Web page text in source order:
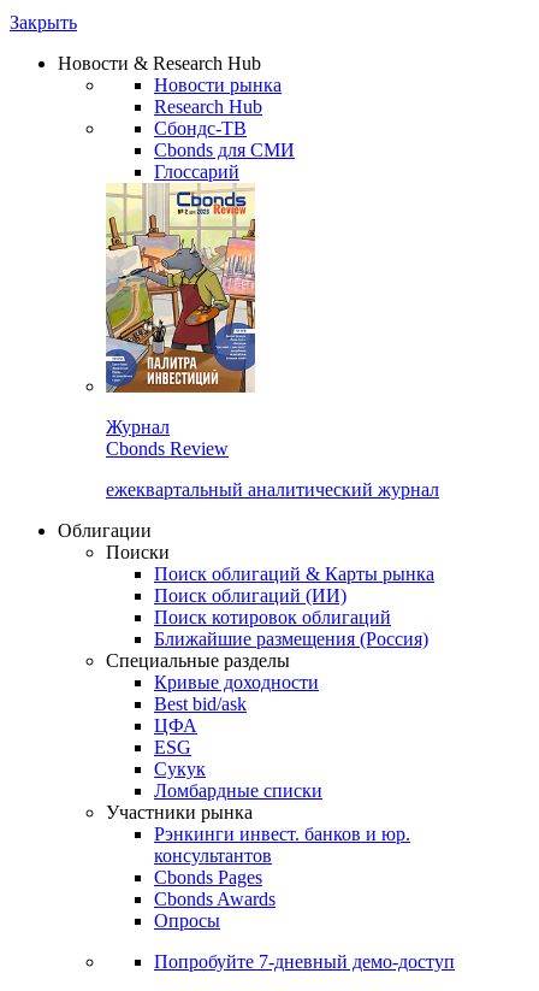
Watchlist
Сбондс Люди
Новости & Research Hub
Новости рынка
Research Hub
Сбондс-ТВ
Cbonds для СМИ
Глоссарий
Cbonds Review
ежеквартальный аналитический журнал
Облигации
Поиски
Поиск облигаций & Карты рынка
Поиск облигаций (ИИ)
Поиск котировок облигаций
Ближайшие размещения (Россия)
Специальные разделы
Кривые доходности
Best bid/ask
ЦФА
ESG
Сукук
Ломбардные списки
Участники рынка
Рэнкинги инвест. банков и юр.
Cbonds Pages